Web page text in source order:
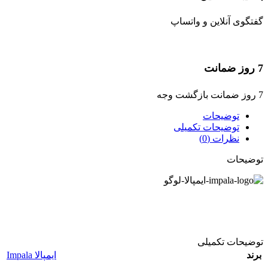
گفتگوی آنلاین و واتساپ
7 روز ضمانت
7 روز ضمانت بازگشت وجه
توضیحات
توضیحات تکمیلی
نظرات (0)
توضیحات
توضیحات تکمیلی
برند
ایمپالا Impala